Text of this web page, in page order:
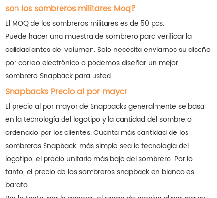
son los sombreros militares Moq?
El MOQ de los sombreros militares es de 50 pcs.
Puede hacer una muestra de sombrero para verificar la
calidad antes del volumen. Solo necesita enviarnos su diseño
por correo electrónico o podemos diseñar un mejor
sombrero Snapback para usted.
Snapbacks Precio al por mayor
El precio al por mayor de Snapbacks generalmente se basa
en la tecnología del logotipo y la cantidad del sombrero
ordenado por los clientes. Cuanta más cantidad de los
sombreros Snapback, más simple sea la tecnología del
logotipo, el precio unitario más bajo del sombrero. Por lo
tanto, el precio de los sombreros snapback en blanco es
barato.